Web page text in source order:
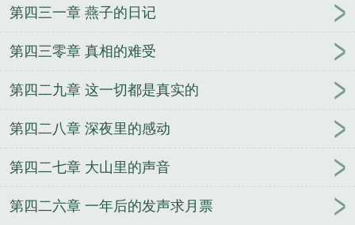
重生文坛崛起 文坛重镇
文坛崛起
作
文坛崛起笔趣 文坛陨落
文坛崛起 一世风流才
章
文坛没落 文坛是什么意思?
文坛
崛起笔趣阁
文坛是个屁
文
坛缔造者笔趣阁
文坛巨擘
第四三一章 燕子的日记
第四三零章 真相的难受
第四二九章 这一切都是真实的
第四二八章 深夜里的感动
第四二七章 大山里的声音
第四二六章 一年后的发声求月票